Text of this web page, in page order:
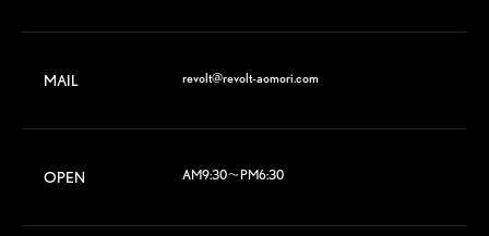
MAIL revolt@revolt-aomori.com
OPEN AM9:30～PM6:30